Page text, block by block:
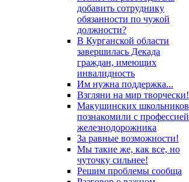
добавить сотруднику
обязанности по чужой
должности?
В Курганской области
завершилась Декада
граждан, имеющих
инвалидность
Им нужна поддержка...
Взгляни на мир творчески!
Макушинских школьников
познакомили с профессией
железнодорожника
За равные возможности!
Мы такие же, как все, но
чуточку сильнее!
Решим проблемы сообща